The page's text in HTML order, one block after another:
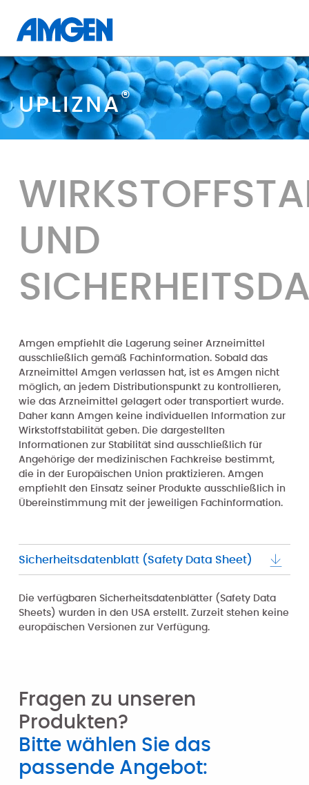
UPLIZNA®
UND
Amgen empfiehlt die Lagerung seiner Arzneimittel
ausschließlich gemäß Fachinformation. Sobald das
Arzneimittel Amgen verlassen hat, ist es Amgen nicht
möglich, an jedem Distributionspunkt zu kontrollieren,
wie das Arzneimittel gelagert oder transportiert wurde.
Daher kann Amgen keine individuellen Information zur
Wirkstoffstabilität geben. Die dargestellten
Informationen zur Stabilität sind ausschließlich für
Angehörige der medizinischen Fachkreise bestimmt,
die in der Europäischen Union praktizieren. Amgen
empfiehlt den Einsatz seiner Produkte ausschließlich in
Übereinstimmung mit der jeweiligen Fachinformation.
Sicherheitsdatenblatt (Safety Data Sheet)
Die verfügbaren Sicherheitsdatenblätter (Safety Data
Sheets) wurden in den USA erstellt. Zurzeit stehen keine
europäischen Versionen zur Verfügung.
Fragen zu unseren
Produkten?
Bitte wählen Sie das
passende Angebot: